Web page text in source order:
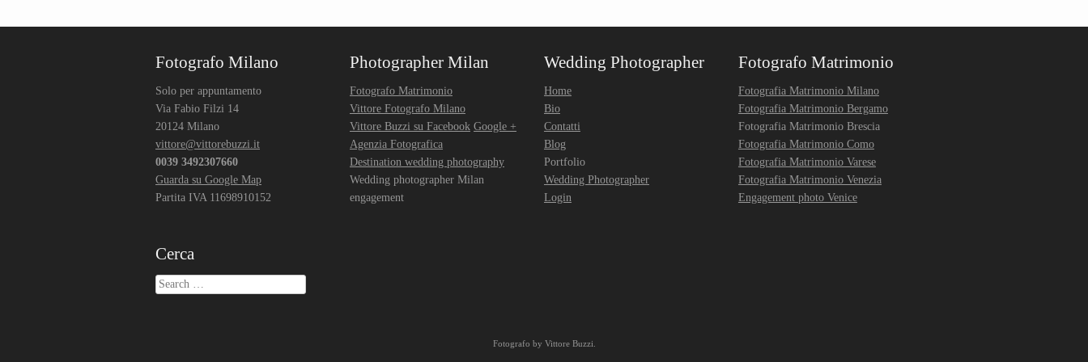
Post navigation
Fotografo Milano
Solo per appuntamento
Via Fabio Filzi 14
20124 Milano
vittore@vittorebuzzi.it
0039 3492307660
Guarda su Google Map
Partita IVA 11698910152
Cerca
Search
Photographer Milan
Fotografo Matrimonio
Vittore Fotografo Milano
Vittore Buzzi su Facebook Google +
Agenzia Fotografica
Destination wedding photography
Wedding photographer Milan
engagement
Wedding Photographer
Home
Bio
Contatti
Blog
Portfolio
Wedding Photographer
Login
Fotografo Matrimonio
Fotografia Matrimonio Milano
Fotografia Matrimonio Bergamo
Fotografia Matrimonio Brescia
Fotografia Matrimonio Como
Fotografia Matrimonio Varese
Fotografia Matrimonio Venezia
Engagement photo Venice
Fotografo by Vittore Buzzi